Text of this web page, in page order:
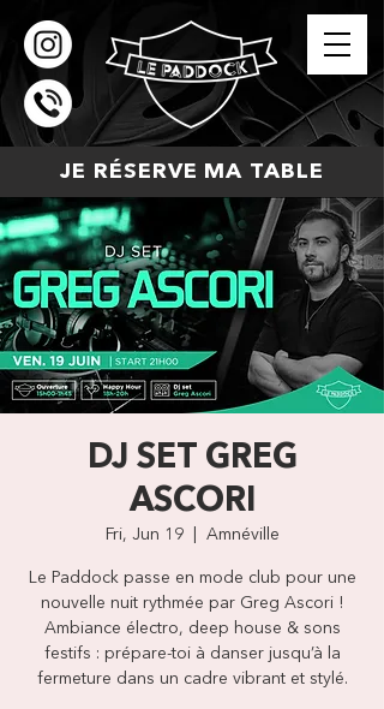
JE RÉSERVE MA TABLE
DJ SET GREG
ASCORI
Fri, Jun 19
  |
Amnéville
Le Paddock passe en mode club pour une
nouvelle nuit rythmée par Greg Ascori !
Ambiance électro, deep house & sons
festifs : prépare-toi à danser jusqu’à la
fermeture dans un cadre vibrant et stylé.